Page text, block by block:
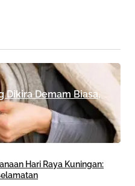
Dikira Demam Biasa,
Hari Raya Kuningan: